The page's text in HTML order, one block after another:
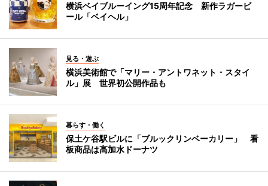
横浜ベイブルーイング15周年記念 新作ラガービ
ール「ベイヘル」
見る・遊ぶ
横浜美術館で「マリー・アントワネット・スタイ
ル」展 世界初公開作品も
暮らす・働く
保土ケ谷駅ビルに「ブルックリンベーカリー」 看
板商品は高加水ドーナツ